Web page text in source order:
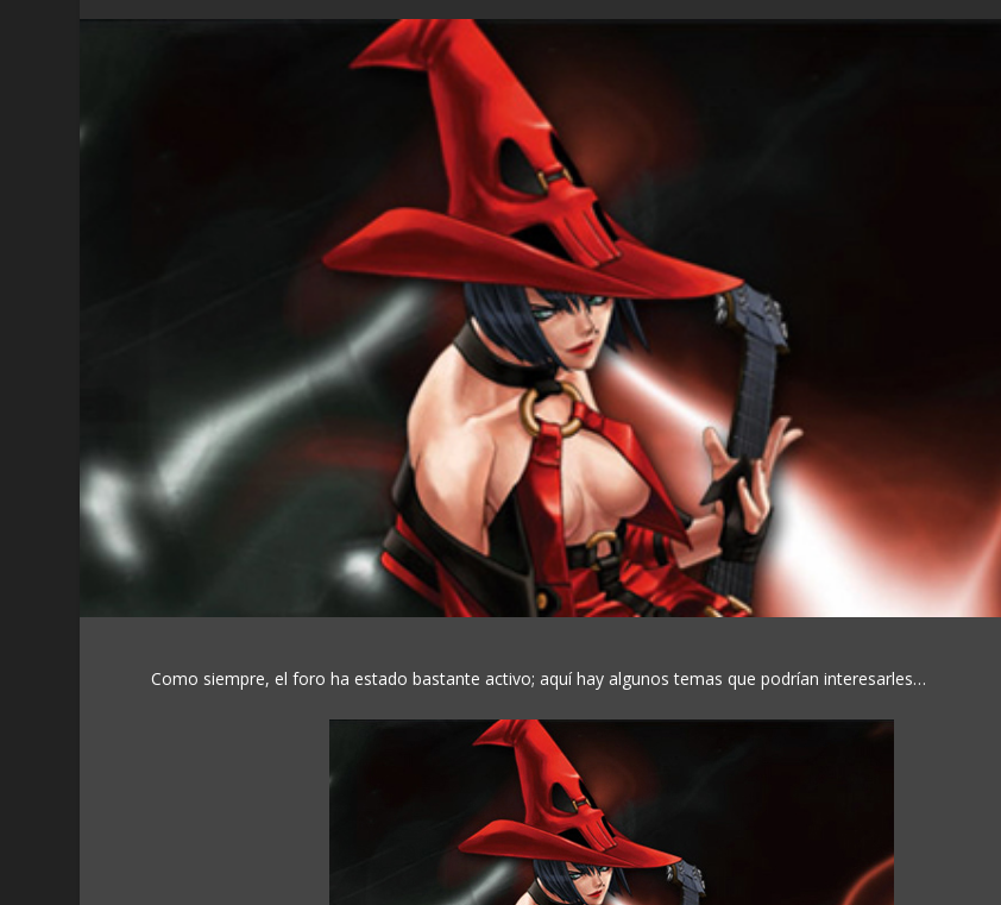
Como siempre, el foro ha estado bastante activo; aquí hay algunos temas que podrían interesarles…